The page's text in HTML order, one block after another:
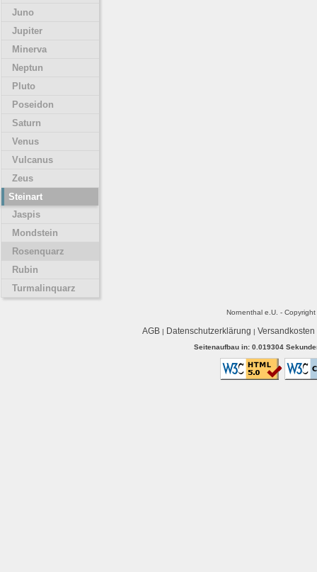
Juno
Jupiter
Minerva
Neptun
Pluto
Poseidon
Saturn
Venus
Vulcanus
Zeus
Steinart
Jaspis
Mondstein
Rosenquarz
Rubin
Turmalinquarz
Nornenthal e.U. -
AGB| Datenschutzerklärung | Versandkosten
Seitenaufbau in: 0.019304